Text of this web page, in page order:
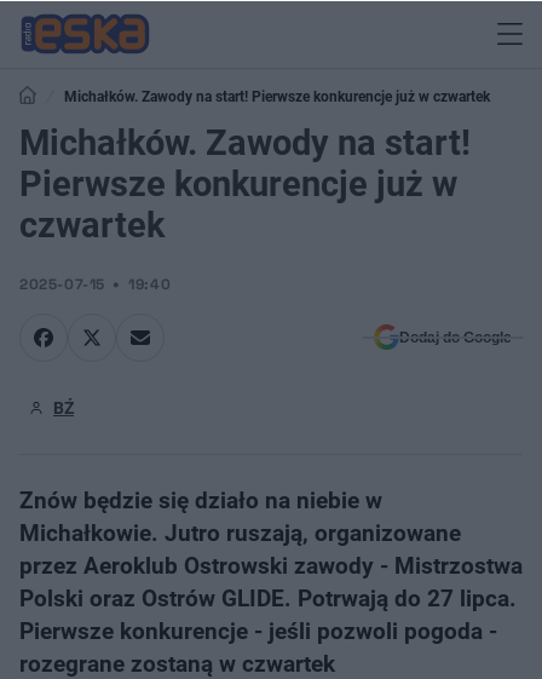
Michałków. Zawody na start! Pierwsze konkurencje już w czwartek
Michałków. Zawody na start!
Pierwsze konkurencje już w
czwartek
2025-07-15 19:40
Dodaj do Google
BŹ
Znów będzie się działo na niebie w
Michałkowie. Jutro ruszają, organizowane
przez Aeroklub Ostrowski zawody - Mistrzostwa
Polski oraz Ostrów GLIDE. Potrwają do 27 lipca.
Pierwsze konkurencje - jeśli pozwoli pogoda -
rozegrane zostaną w czwartek